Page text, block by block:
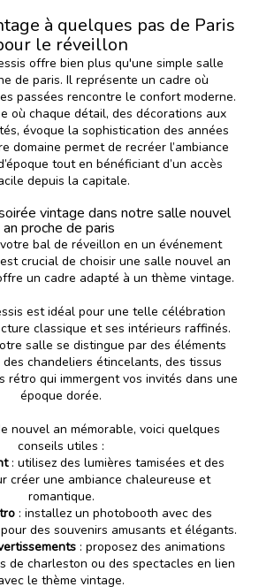
à quelques pas de Paris
le réveillon
offre bien plus qu'une simple salle
de paris. Il représente un cadre où
passées rencontre le confort moderne.
où chaque détail, des décorations aux
évoque la sophistication des années
domaine permet de recréer l’ambiance
tout en bénéficiant d’un accès
depuis la capitale.
vintage dans notre salle nouvel
an proche de paris
bal de réveillon en un événement
crucial de choisir une salle nouvel an
un cadre adapté à un thème vintage.
est idéal pour une telle célébration
classique et ses intérieurs raffinés.
salle se distingue par des éléments
chandeliers étincelants, des tissus
rétro qui immergent vos invités dans une
époque dorée.
nouvel an mémorable, voici quelques
conseils utiles :
: utilisez des lumières tamisées et des
créer une ambiance chaleureuse et
romantique.
: installez un photobooth avec des
des souvenirs amusants et élégants.
: proposez des animations
de charleston ou des spectacles en lien
le thème vintage.